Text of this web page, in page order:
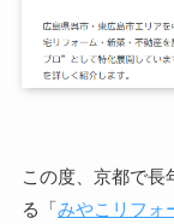
この度、京都で長
る「みやこリフォ